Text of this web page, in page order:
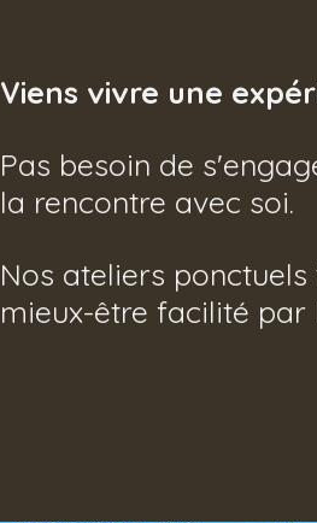
Viens vivre une
Pas besoin de
la rencontre avec soi.
Nos ateliers
mieux-être facilité par